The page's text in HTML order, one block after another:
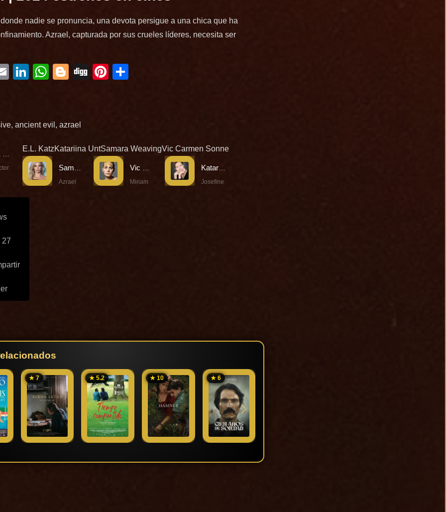
nadie se pronuncia, una devota persigue a una chica que ha
Azrael, capturada por sus crueles líderes, necesita ser
EmailLinkedIn
WhatsApp
Blogger
DiggPinterest
,ancient evil ,azrael
E.L. KatzKatariina UntSamara WeavingVic Carmen Sonne
Azrael Miriam
Katariina Unt
Josefine
27
★ 7 ★ 5.2 ★ 10 ★ 6